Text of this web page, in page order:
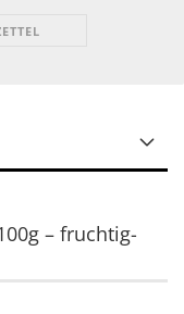
– fruchtig-